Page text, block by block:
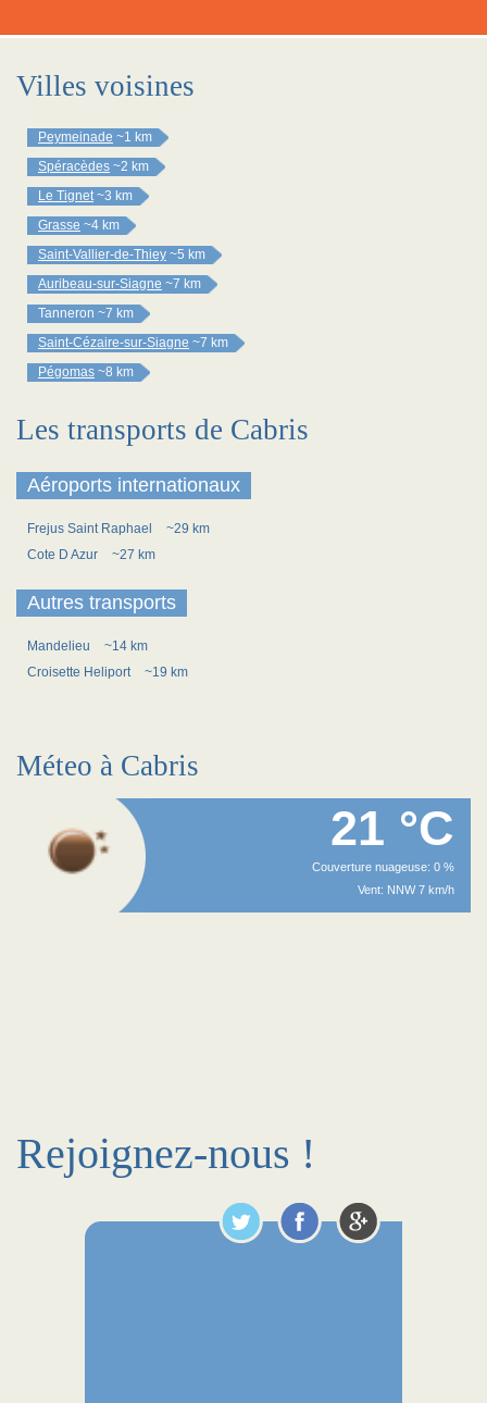
Villes voisines
Peymeinade ~1 km
Spéracèdes ~2 km
Le Tignet ~3 km
Grasse ~4 km
Saint-Vallier-de-Thiey ~5 km
Auribeau-sur-Siagne ~7 km
Tanneron ~7 km
Saint-Cézaire-sur-Siagne ~7 km
Pégomas ~8 km
Les transports de Cabris
Aéroports internationaux
Frejus Saint Raphael
~29 km
Cote D Azur
~27 km
Autres transports
Mandelieu
~14 km
Croisette Heliport
~19 km
Méteo à Cabris
21 °C
Couverture nuageuse: 0 %
Vent: NNW 7 km/h
Rejoignez-nous !